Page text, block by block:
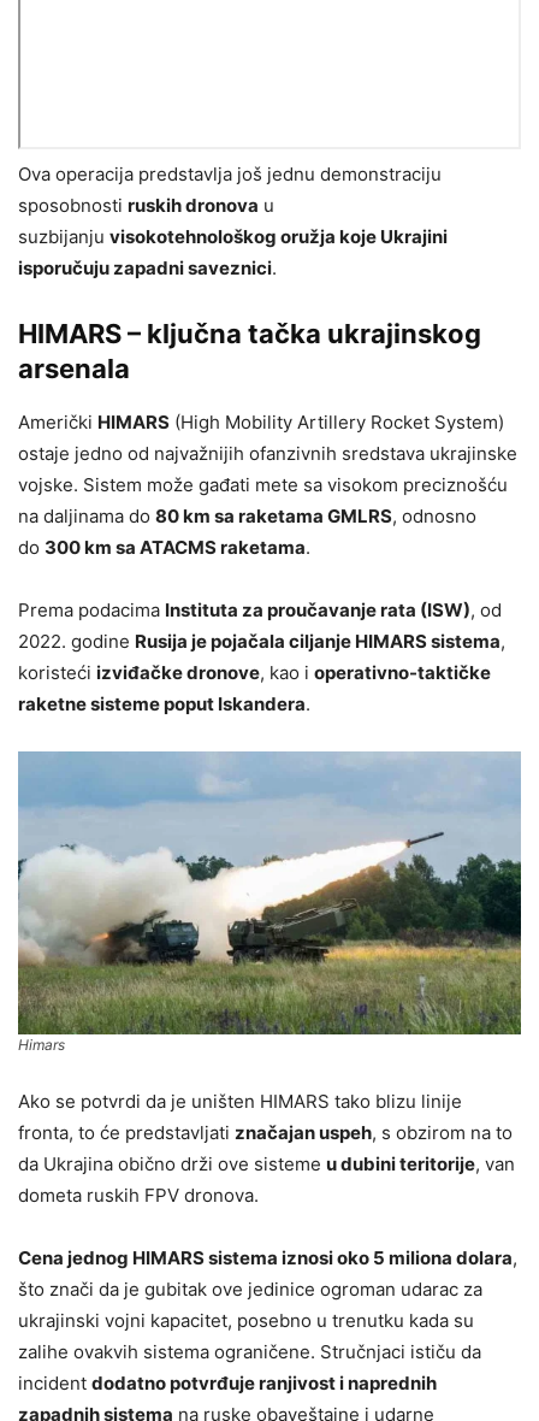
Ova operacija predstavlja još jednu demonstraciju
sposobnosti ruskih dronova u
suzbijanju visokotehnološkog oružja koje Ukrajini
isporučuju zapadni saveznici.
HIMARS – ključna tačka ukrajinskog
arsenala
Američki HIMARS (High Mobility Artillery Rocket System)
ostaje jedno od najvažnijih ofanzivnih sredstava ukrajinske
vojske. Sistem može gađati mete sa visokom preciznošću
na daljinama do 80 km sa raketama GMLRS, odnosno
do 300 km sa ATACMS raketama.
Prema podacima Instituta za proučavanje rata (ISW), od
2022. godine Rusija je pojačala ciljanje HIMARS sistema,
koristeći izviđačke dronove, kao i operativno-taktičke
raketne sisteme poput Iskandera.
Himars
Ako se potvrdi da je uništen HIMARS tako blizu linije
fronta, to će predstavljati značajan uspeh, s obzirom na to
da Ukrajina obično drži ove sisteme u dubini teritorije, van
dometa ruskih FPV dronova.
Cena jednog HIMARS sistema iznosi oko 5 miliona dolara,
što znači da je gubitak ove jedinice ogroman udarac za
ukrajinski vojni kapacitet, posebno u trenutku kada su
zalihe ovakvih sistema ograničene. Stručnjaci ističu da
incident dodatno potvrđuje ranjivost i naprednih
zapadnih sistema na ruske obaveštajne i udarne